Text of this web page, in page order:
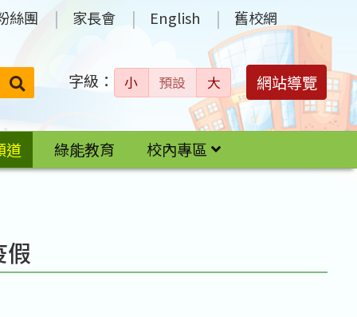
絲團 家長會 English 舊校網
搜
字級： 小 預設 大 網站導覽
道 綠能教育 校內專區
假